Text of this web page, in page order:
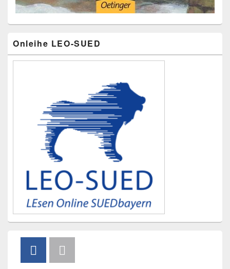
Seitenleisten-
Widgetbereich
Onleihe LEO-SUED